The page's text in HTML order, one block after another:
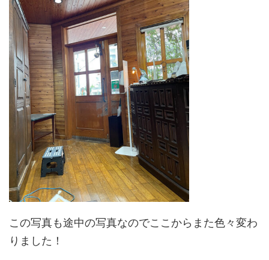
この写真も途中の写真なのでここからまた色々変わ
りました！